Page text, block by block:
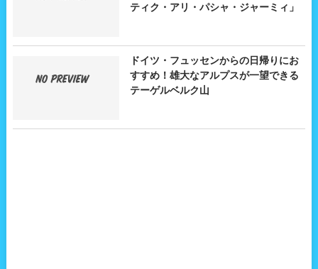
ティク・アリ・パシャ・ジャーミィ」
ドイツ・フュッセンからの日帰りにお
すすめ！雄大なアルプスが一望できる
テーゲルベルク山